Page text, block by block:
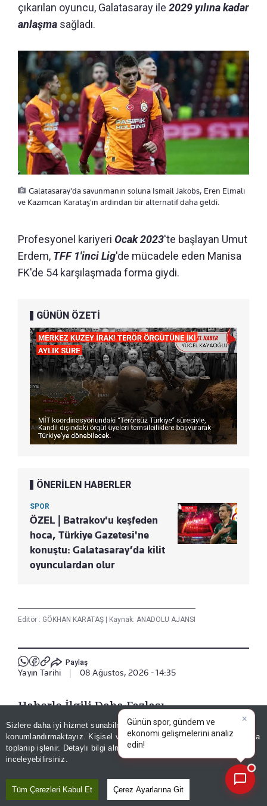
Sizlere daha iyi hizmet sunabilmek adına sitemizdeçerez
konumlandırmaktayız. Kişisel verileriniz, KVKK ve GDPR kapsamında
toplanıp işlenir. Detaylı bilgi almak için
inceleyebilirsiniz.
Tüm Çerezleri Kabul Et Çerez Ayarlarına Git
çıkarılan oyuncu, Galatasaray ile 2029 yılına kadar
anlaşma sağladı.
Galatasaray'da savunmanın soluna Ismail Jakobs, Eren Elmalı
ve Kazımcan Karataş'ın ardından bir alternatif daha geldi.
Profesyonel kariyeri Ocak 2023'te başlayan Umut
Erdem, TFF 1'inci Lig'de mücadele eden Manisa
FK'de 54 karşılaşmada forma giydi.
GÜNÜN ÖZETİ
ÖNERİLEN HABERLER
SPOR
ÖZEL | Batrakov'u keşfeden
hoca, Türkiye Gazetesi'ne
konuştu: Galatasaray’da kilit
oyunculardan olur
Editör : GÖKHAN KARATAŞ Kaynak: ANADOLU AJANSI
Paylaş
Yayın Tarihi 08 Ağustos, 2026 - 14:35
Haberle İlgili Daha Fazlası
Spor
Günün spor, gündem ve